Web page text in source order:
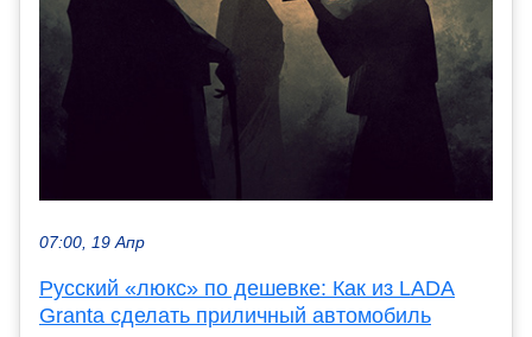
07:00, 19 Апр
Русский «люкс» по дешевке: Как из LADA
Granta сделать приличный автомобиль